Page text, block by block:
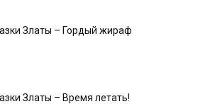
Златы – Гордый жираф
Златы – Время летать!